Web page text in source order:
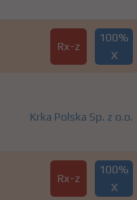
Rx-z
100%
X
Krka Polska Sp. z o.o.
Rx-z
100%
X